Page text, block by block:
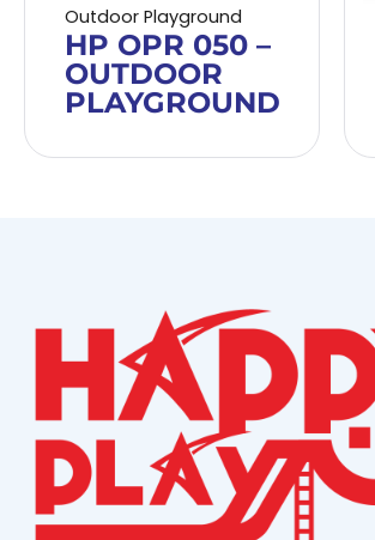
Outdoor Playground
HP OPR 050 –
OUTDOOR
PLAYGROUND